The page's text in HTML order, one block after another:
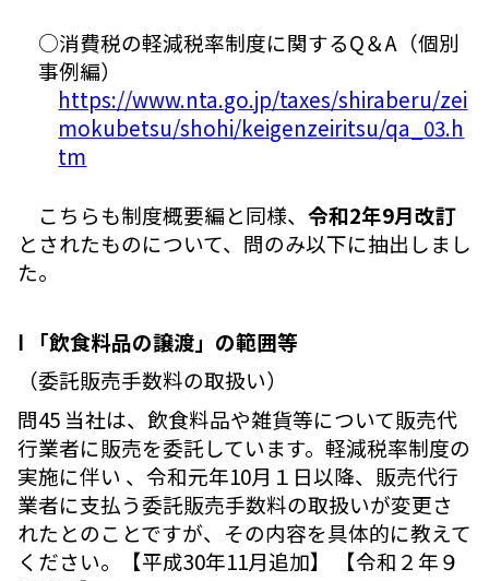
○消費税の軽減税率制度に関するQ＆A（個別
事例編）
https://www.nta.go.jp/taxes/shiraberu/zei
mokubetsu/shohi/keigenzeiritsu/qa_03.h
tm
こちらも制度概要編と同様、 令和2年9月改訂
とされたものについて、問のみ以下に抽出しまし
た。
Ⅰ 「飲食料品の譲渡」の範囲等
（委託販売手数料の取扱い）
問45 当社は、飲食料品や雑貨等について販売代
行業者に販売を委託しています。軽減税率制度の
実施に伴い 、令和元年10月１日以降、販売代行
業者に支払う委託販売手数料の取扱いが変更さ
れたとのことですが、その内容を具体的に教えて
ください。【平成30年11月追加】 【令和２年９